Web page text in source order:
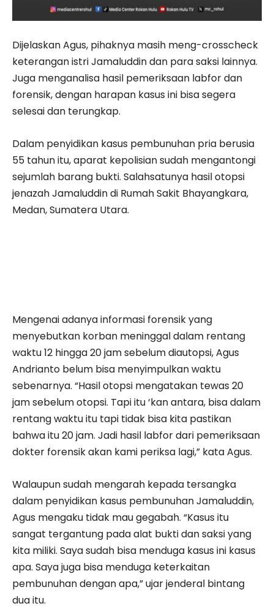
Dijelaskan Agus, pihaknya masih meng-crosscheck
keterangan istri Jamaluddin dan para saksi lainnya.
Juga menganalisa hasil pemeriksaan labfor dan
forensik, dengan harapan kasus ini bisa segera
selesai dan terungkap.
Dalam penyidikan kasus pembunuhan pria berusia
55 tahun itu, aparat kepolisian sudah mengantongi
sejumlah barang bukti. Salahsatunya hasil otopsi
jenazah Jamaluddin di Rumah Sakit Bhayangkara,
Medan, Sumatera Utara.
Mengenai adanya informasi forensik yang
menyebutkan korban meninggal dalam rentang
waktu 12 hingga 20 jam sebelum diautopsi, Agus
Andrianto belum bisa menyimpulkan waktu
sebenarnya. “Hasil otopsi mengatakan tewas 20
jam sebelum otopsi. Tapi itu ‘kan antara, bisa dalam
rentang waktu itu tapi tidak bisa kita pastikan
bahwa itu 20 jam. Jadi hasil labfor dari pemeriksaan
dokter forensik akan kami periksa lagi,” kata Agus.
Walaupun sudah mengarah kepada tersangka
dalam penyidikan kasus pembunuhan Jamaluddin,
Agus mengaku tidak mau gegabah. “Kasus itu
sangat tergantung pada alat bukti dan saksi yang
kita miliki. Saya sudah bisa menduga kasus ini kasus
apa. Saya juga bisa menduga keterkaitan
pembunuhan dengan apa,” ujar jenderal bintang
dua itu.